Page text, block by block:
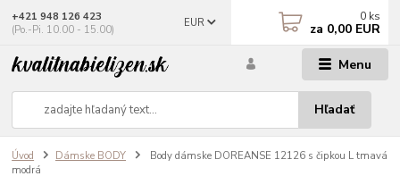
Menu
EUR
Hľadať
+421 948 126 423
(Po.-Pi. 10.00 - 15.00)
0 ks
za 0,00 EUR
Úvod Dámske BODY
Body dámske DOREANSE 12126 s čipkou L tmavá
modrá